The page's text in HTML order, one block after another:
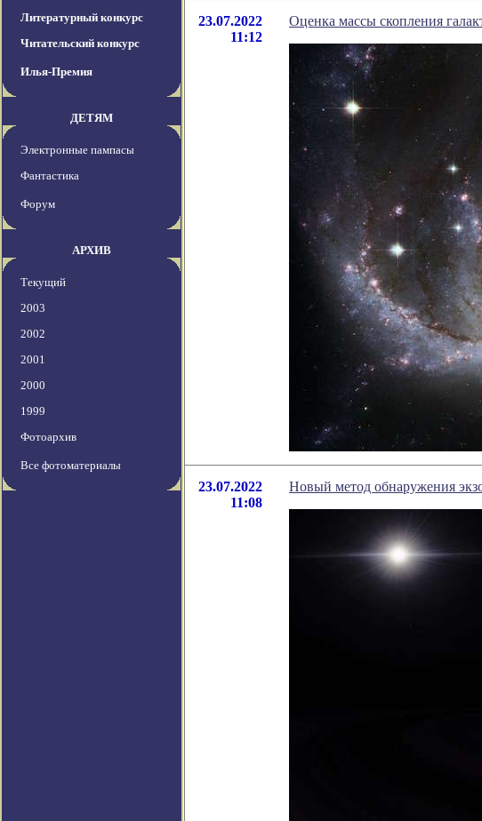
Литературный конкурс
Читательский конкурс
Илья-Премия
ДЕТЯМ
Электронные пампасы
Фантастика
Форум
АРХИВ
Текущий
2003
2002
2001
2000
1999
Фотоархив
Все фотоматериалы
23.07.2022
11:12
Оценка массы скопления
23.07.2022
11:08
Новый метод обнаружения